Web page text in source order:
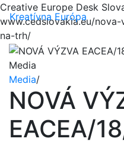
Creative Europe Desk
www.cedslovakia.eu/
na-trh/
Kreatívna Európa
Media
Media/
NOVÁ
EACEA/